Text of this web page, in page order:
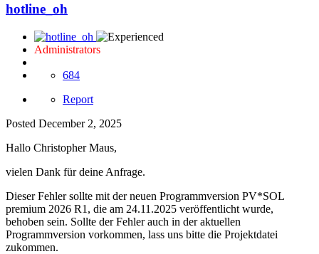
hotline_oh
Administrators
684
Report
Posted December 2, 2025
Hallo Christopher Maus,
vielen Dank für deine Anfrage.
Dieser Fehler sollte mit der neuen Programmversion PV*SOL
premium 2026 R1, die am 24.11.2025 veröffentlicht wurde,
behoben sein. Sollte der Fehler auch in der aktuellen
Programmversion vorkommen, lass uns bitte die Projektdatei
zukommen.